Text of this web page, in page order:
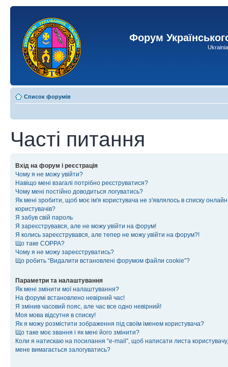
Форум
Список форумів
Часті питання
Вхід на форум і реєстрація
Чому я не можу увійти?
Навіщо мені взагалі потрібно реєструватися?
Чому мені постійно доводиться логуватись?
Як мені зробити, щоб моє ім'я користувача не з'являлось в списку онлайн
користувачів?
Я забув свій пароль
Я зареєструвався, але не можу увійти на форум!
Я колись зареєструвався, але тепер не можу увійти на форум?!
Що таке COPPA?
Чому я не можу зареєструватись?
Що робить “Видалити встановлені форумом файли cookie”?
Параметри та налаштування
Як мені змінити мої налаштування?
На форумі встановлено невірний час!
Я змінив часовий пояс, але час все одно невірний!
Моя мова відсутня в списку!
Як я можу розмістити зображення під своїм іменем користувача?
Що таке моє звання і як мені його змінити?
Коли я натискаю на посилання “e-mail”, щоб написати листа користувачу,
мене вимагається залогуватись?